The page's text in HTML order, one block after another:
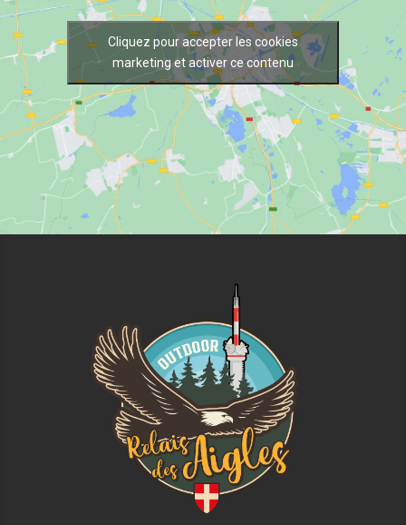
Cliquez pour accepter les cookies
marketing et activer ce contenu